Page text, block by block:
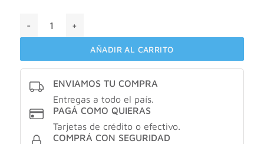
AÑADIR AL CARRITO
ENVIAMOS TU COMPRA
Entregas a todo el país.
PAGÁ COMO QUIERAS
Tarjetas de crédito o efectivo.
COMPRÁ CON SEGURIDAD